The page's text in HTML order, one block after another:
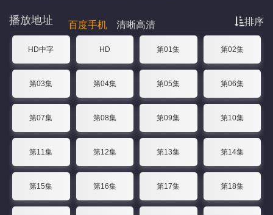
排序
播放地址 百度手机 清晰高清
HD中字 HD 第01集 第02集
第03集 第04集 第05集 第06集
第07集 第08集 第09集 第10集
第11集 第12集 第13集 第14集
第15集 第16集 第17集 第18集